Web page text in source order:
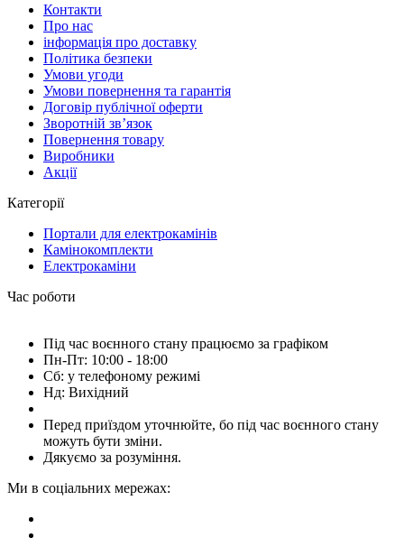
Контакти
Про нас
інформація про доставку
Політика безпеки
Умови угоди
Умови повернення та гарантія
Договір публічної оферти
Зворотній зв’язок
Повернення товару
Виробники
Акції
Категорії
Портали для електрокамінів
Камінокомплекти
Електрокаміни
Час роботи
Під час воєнного стану працюємо за графіком
Пн-Пт: 10:00 - 18:00
Сб: у телефоному режимі
Нд: Вихідний
Перед приїздом уточнюйте, бо під час воєнного стану
можуть бути зміни.
Дякуємо за розуміння.
Ми в соціальних мережах: